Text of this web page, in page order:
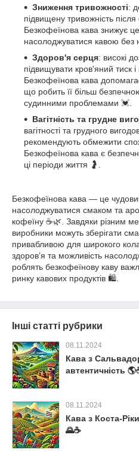
Зниження тривожності:
підвищену тривожність
Безкофеїнова кава знижує
насолоджуватися кавою без
Здоров'я серця: високі
підвищувати кров'яний тиск
Безкофеїнова кава
що робить її більш
судинними проблемами 💓.
Вагітність та грудне
вагітності та грудного
рекомендують обмежити
Безкофеїнова кава є
ці періоди життя 🤰.
Безкофеїнова кава — це
насолоджуватися смаком та
кофеїну ☕🌿. Завдяки різним
виробники можуть зберігати
привабливою для широкого
здоров’я та можливість
роблять безкофеїнову каву
ринку кавових продуктів 🛍️.
Інші статті рубрики
08.11.2024
Кава з
автентичність
08.11.2024
Кава з Коста-
🌄☕️